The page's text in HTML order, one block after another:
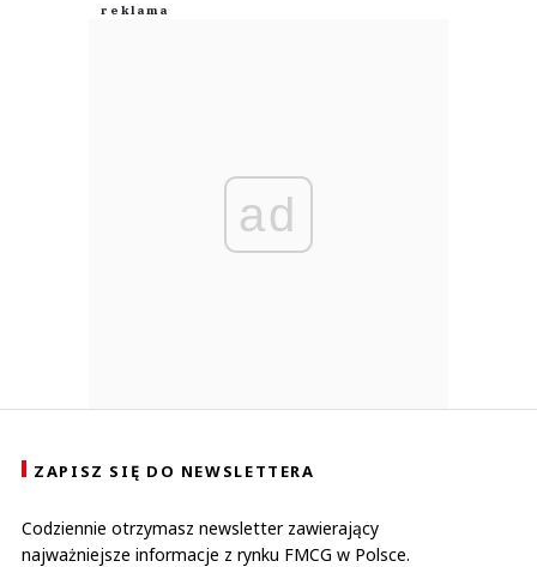
ad
ZAPISZ SIĘ DO NEWSLETTERA
Codziennie otrzymasz newsletter zawierający
najważniejsze informacje z rynku FMCG w Polsce.